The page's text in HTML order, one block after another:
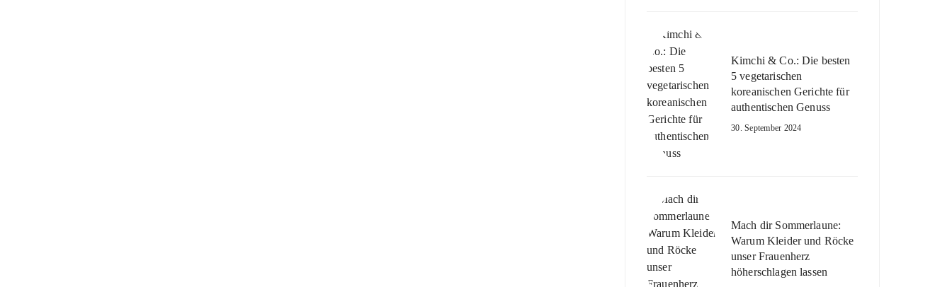
Kimchi & Co.: Die besten
5 vegetarischen
koreanischen Gerichte für
authentischen Genuss
30. September 2024
Mach dir Sommerlaune:
Warum Kleider und Röcke
unser Frauenherz
höherschlagen lassen